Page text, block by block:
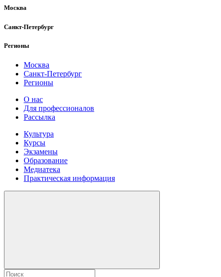
Москва
Санкт-Петербург
Регионы
Москва
Санкт-Петербург
Регионы
О нас
Для профессионалов
Рассылка
Культура
Курсы
Экзамены
Образование
Медиатека
Практическая информация